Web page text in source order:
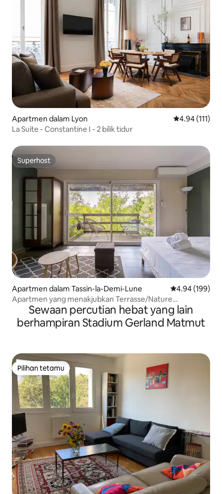
Apartmen dalam Lyon Penarafan
4.94 (111)
La Suite - Constantine I - 2 bilik tidur
Superhost
Superhost
Apartmen dalam Tassin-la-Demi-Lune Penarafan
4.94 (199)
Apartmen yang menakjubkan Terrasse/Nature
Lyon/Tassin
Sewaan percutian hebat yang lain
berhampiran Stadium Gerland Matmut
Pilihan tetamu
Pilihan tetamu